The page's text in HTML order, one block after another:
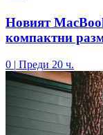
Новият
компактни
0 | Преди 20 ч.